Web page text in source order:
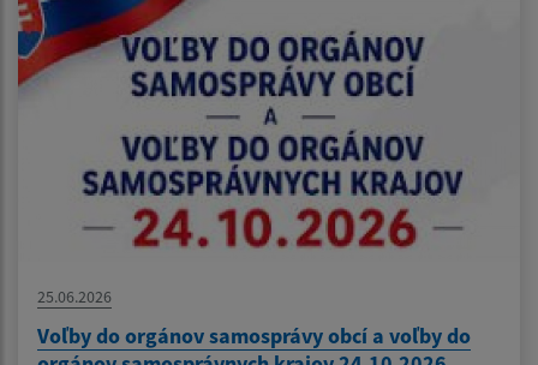
25.06.2026
Voľby do orgánov samosprávy obcí a voľby do